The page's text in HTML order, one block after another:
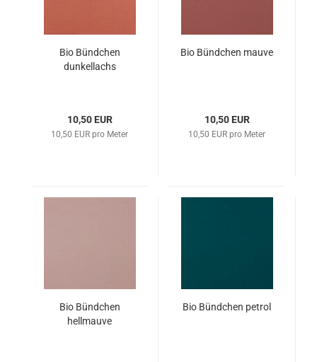
Bio Bündchen
dunkellachs
10,50 EUR
10,50 EUR pro Meter
Bio Bündchen mauve
10,50 EUR
10,50 EUR pro Meter
Bio Bündchen
hellmauve
Bio Bündchen petrol